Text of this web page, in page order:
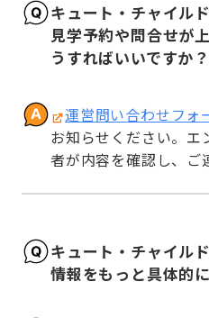
キュート・チャイル
見学予約や問合せが
うすればいいですか？
運営問い合わせフォ
お知らせください。エ
者が内容を確認し、ご
キュート・チャイル
情報をもっと具体的